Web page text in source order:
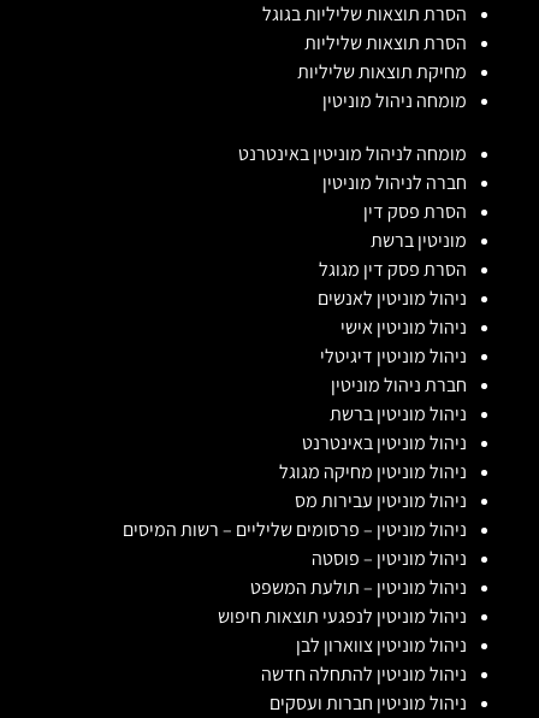
הסרת תוצאות שליליות בגוגל
הסרת תוצאות שליליות
מחיקת תוצאות שליליות
מומחה ניהול מוניטין
מומחה לניהול מוניטין באינטרנט
חברה לניהול מוניטין
הסרת פסק דין
מוניטין ברשת
הסרת פסק דין מגוגל
ניהול מוניטין לאנשים
ניהול מוניטין אישי
ניהול מוניטין דיגיטלי
חברת ניהול מוניטין
ניהול מוניטין ברשת
ניהול מוניטין באינטרנט
ניהול מוניטין מחיקה מגוגל
ניהול מוניטין עבירות מס
ניהול מוניטין – פרסומים שליליים – רשות המיסים
ניהול מוניטין – פוסטה
ניהול מוניטין – תולעת המשפט
ניהול מוניטין לנפגעי תוצאות חיפוש
ניהול מוניטין צווארון לבן
ניהול מוניטין להתחלה חדשה
ניהול מוניטין חברות ועסקים